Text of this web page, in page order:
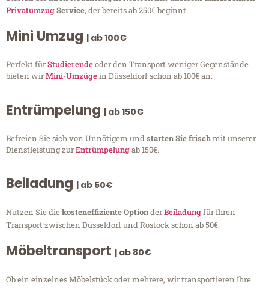
PrivatumzugService, der bereits ab 250€ beginnt.
Mini Umzug | ab 100€
Perfekt fürStudierendeoder den Transport weniger Gegenstände
bieten wirMini-Umzügein Düsseldorf schon ab 100€ an.
Entrümpelung | ab 150€
Befreien Sie sich von Unnötigem undstarten Sie frischmit unserer
Dienstleistung zurEntrümpelungab 150€.
Beiladung | ab 50€
Nutzen Sie diekosteneffiziente OptionderBeiladungfür Ihren
Transport zwischen Düsseldorf und Rostock schon ab 50€.
Möbeltransport | ab 80€
Ob ein einzelnes Möbelstück oder mehrere, wir transportieren Ihre